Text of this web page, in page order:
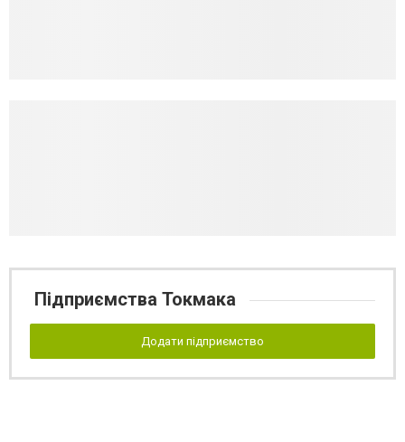
Підприємства Токмака
Додати підприємство